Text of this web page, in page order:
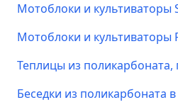
Мотоблоки и культиваторы
Мотоблоки и культиваторы
Теплицы из поликарбоната,
Беседки из поликарбоната